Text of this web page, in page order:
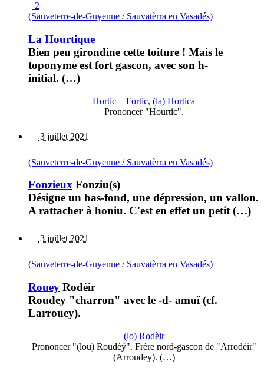
| 2
(Sauveterre-de-Guyenne / Sauvatèrra en Vasadés)
La Hourtique
Bien peu girondine cette toiture ! Mais le
toponyme est fort gascon, avec son h-
initial. (…)
Hortic + Fortic, (la) Hortica
Prononcer "Hourtic".
3 juillet 2021
(Sauveterre-de-Guyenne / Sauvatèrra en Vasadés)
Fonzieux Fonziu(s)
Désigne un bas-fond, une dépression, un vallon.
A rattacher à honiu. C'est en effet un petit (…)
3 juillet 2021
(Sauveterre-de-Guyenne / Sauvatèrra en Vasadés)
Rouey Rodèir
Roudey "charron" avec le -d- amuï (cf.
Larrouey).
(lo) Rodèir
Prononcer "(lou) Roudèÿ". Frère nord-gascon de "Arrodèir"
(Arroudey). (…)